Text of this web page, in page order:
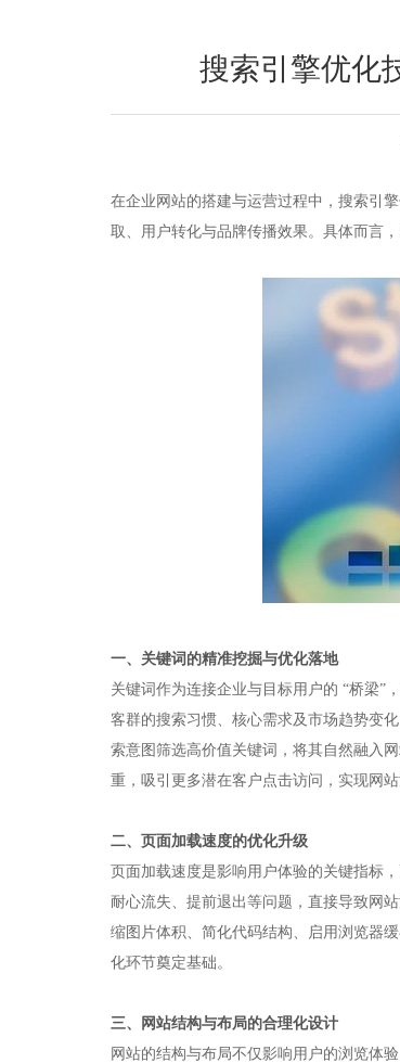
搜索引擎优化
在企业网站的搭建与运营过程中，搜索引
取、用户转化与品牌传播效果。具体而言
一、关键词的精准挖掘与优化落地​
关键词作为连接企业与目标用户的 “桥梁”
客群的搜索习惯、核心需求及市场趋势变
索意图筛选高价值关键词，将其自然融入
重，吸引更多潜在客户点击访问，实现网
二、页面加载速度的优化升级​
页面加载速度是影响用户体验的关键指标
耐心流失、提前退出等问题，直接导致网
缩图片体积、简化代码结构、启用浏览器
化环节奠定基础。​
三、网站结构与布局的合理化设计​
网站的结构与布局不仅影响用户的浏览体